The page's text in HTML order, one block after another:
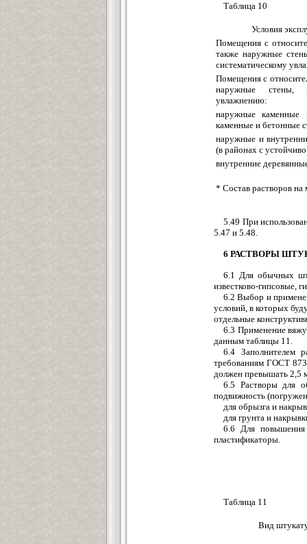
Таблица 10
Условия
Помещения с
также наружные
систематическому
Помещения с
наружные стены,
увлажнению:
наружные каменные
каменные и бетонные
наружные и
(в районах с
внутренние
* Состав растворов
5.49 При
5.47 и 5.48.
6 РАСТВОРЫ
6.1 Для обычных
известково-гипсовые,
6.2 Выбор и
условий, в которых
отдельные
6.3 Применение
данным таблицы 11.
6.4 Заполнителем
требованиям ГОСТ
должен превышать 2,5
6.5 Растворы для
подвижность
для обрызга и
для грунта и
6.6 Для повышения
пластификаторы.
Таблица 11
Вид